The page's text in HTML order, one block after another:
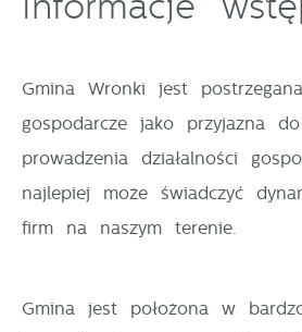
Gmina Wronki jest
gospodarcze jako przyjazna
prowadzenia działalności
najlepiej może świadczyć
firm na naszym terenie.
Gmina jest położona w
ustawień preferencji prywatności,
wypełniania formularzy. Dzięki
z której korzystasz, może działać
Funkcjonalne i personalizacyjne
Tego typu pliki cookies
internetowej zapamiętanie
ustawień oraz personalizację
Dzięki tym plikom cookies